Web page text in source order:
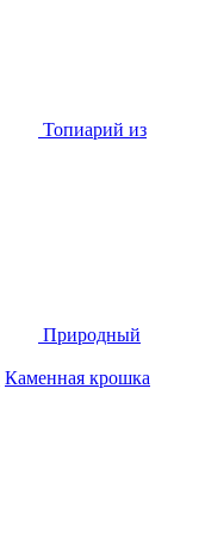
Топиарий из
Природный
Каменная крошка